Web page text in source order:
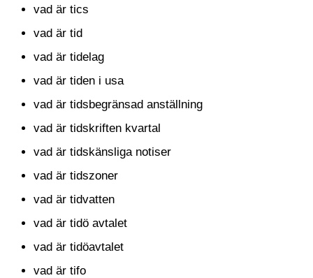
vad är tics
vad är tid
vad är tidelag
vad är tiden i usa
vad är tidsbegränsad anställning
vad är tidskriften kvartal
vad är tidskänsliga notiser
vad är tidszoner
vad är tidvatten
vad är tidö avtalet
vad är tidöavtalet
vad är tifo